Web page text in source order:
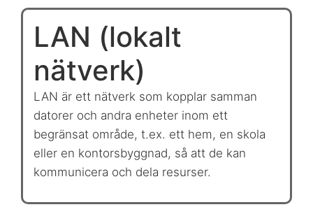
LAN (lokalt
nätverk)
LAN är ett nätverk som kopplar samman
datorer och andra enheter inom ett
begränsat område, t.ex. ett hem, en skola
eller en kontorsbyggnad, så att de kan
kommunicera och dela resurser.